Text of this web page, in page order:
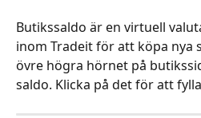
Butikssaldo är en virtuell
inom Tradeit för att köpa nya
övre högra hörnet på
saldo. Klicka på det för att